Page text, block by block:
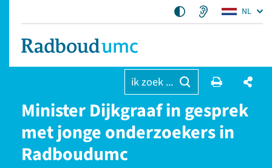
NL
ik zoek ...
Minister Dijkgraaf in gesprek
met jonge onderzoekers in
Radboudumc